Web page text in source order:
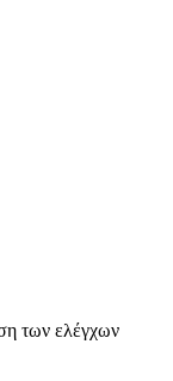
των ελέγχων